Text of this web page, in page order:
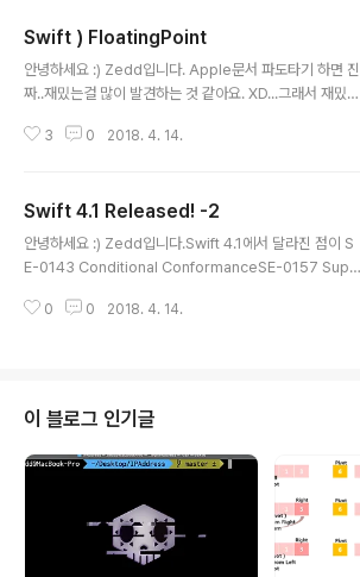
Swift ) FloatingPoint
안녕하세요 :) Zedd입니다. Apple문서 파도타기 하면 진
짜..재밌는걸 많이 발견하는 것 같아요. XD...그래서 재밌는
인데요, 말 그자체에서 볼 수 있듯이.. 뭔가 소수느낌? Floa
0.0 또는 3.141592와 같은 소수를 나타내는데 사용됩니
다. 각 부동 소수점 타입에는 고유 한 가능한 범위와 정밀도
(precision)가 있습니다. 표준 라이브러리의 부동 소수점
다. 정수 또는 부동 소수점 리터럴을 사용하여 부동 소수점
3 0 2018. 4. 14.
Swift 4.1 Released! -2
안녕하세요 :) Zedd입니다.Swift 4.1에서 달라진 점이 S
E-0143 Conditional ConformanceSE-0157 Supp
E-0185 Synthesizing Equatable and Hashable c
nce from Collection이만큼이 있었죠?하나하나 보도록
할게요!글을 읽으시기전에 을 읽고오시는 걸..추천..Post
는 글 참고할거에요 :) ● Conditional co..
0 0 2018. 4. 14.
이 블로그 인기글